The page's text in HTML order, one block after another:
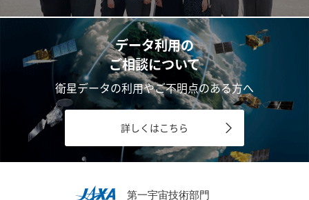
データ利用の
ご相談について
衛星データの利用やご不明点のある方へ
詳しくはこちら